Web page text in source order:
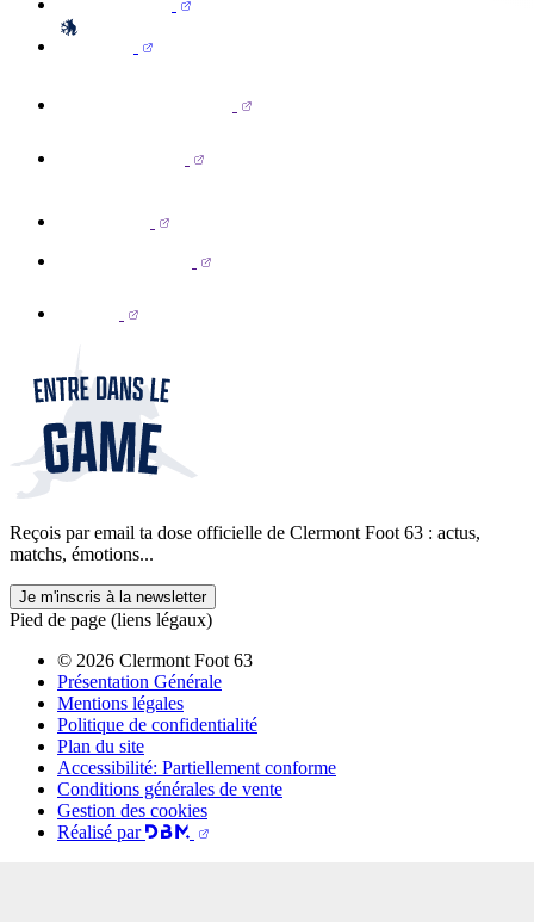
Reçois par email ta dose officielle de Clermont Foot 63 : actus,
matchs, émotions...
Je m'inscris à la newsletter
Pied de page (liens légaux)
© 2026 Clermont Foot 63
Présentation Générale
Mentions légales
Politique de confidentialité
Plan du site
Accessibilité: Partiellement conforme
Conditions générales de vente
Gestion des cookies
Réalisé par